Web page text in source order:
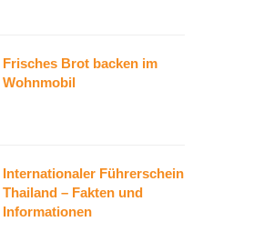
Frisches Brot backen im
Wohnmobil
Internationaler Führerschein
Thailand – Fakten und
Informationen